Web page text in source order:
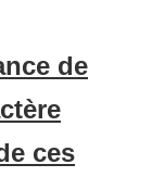
de
ces